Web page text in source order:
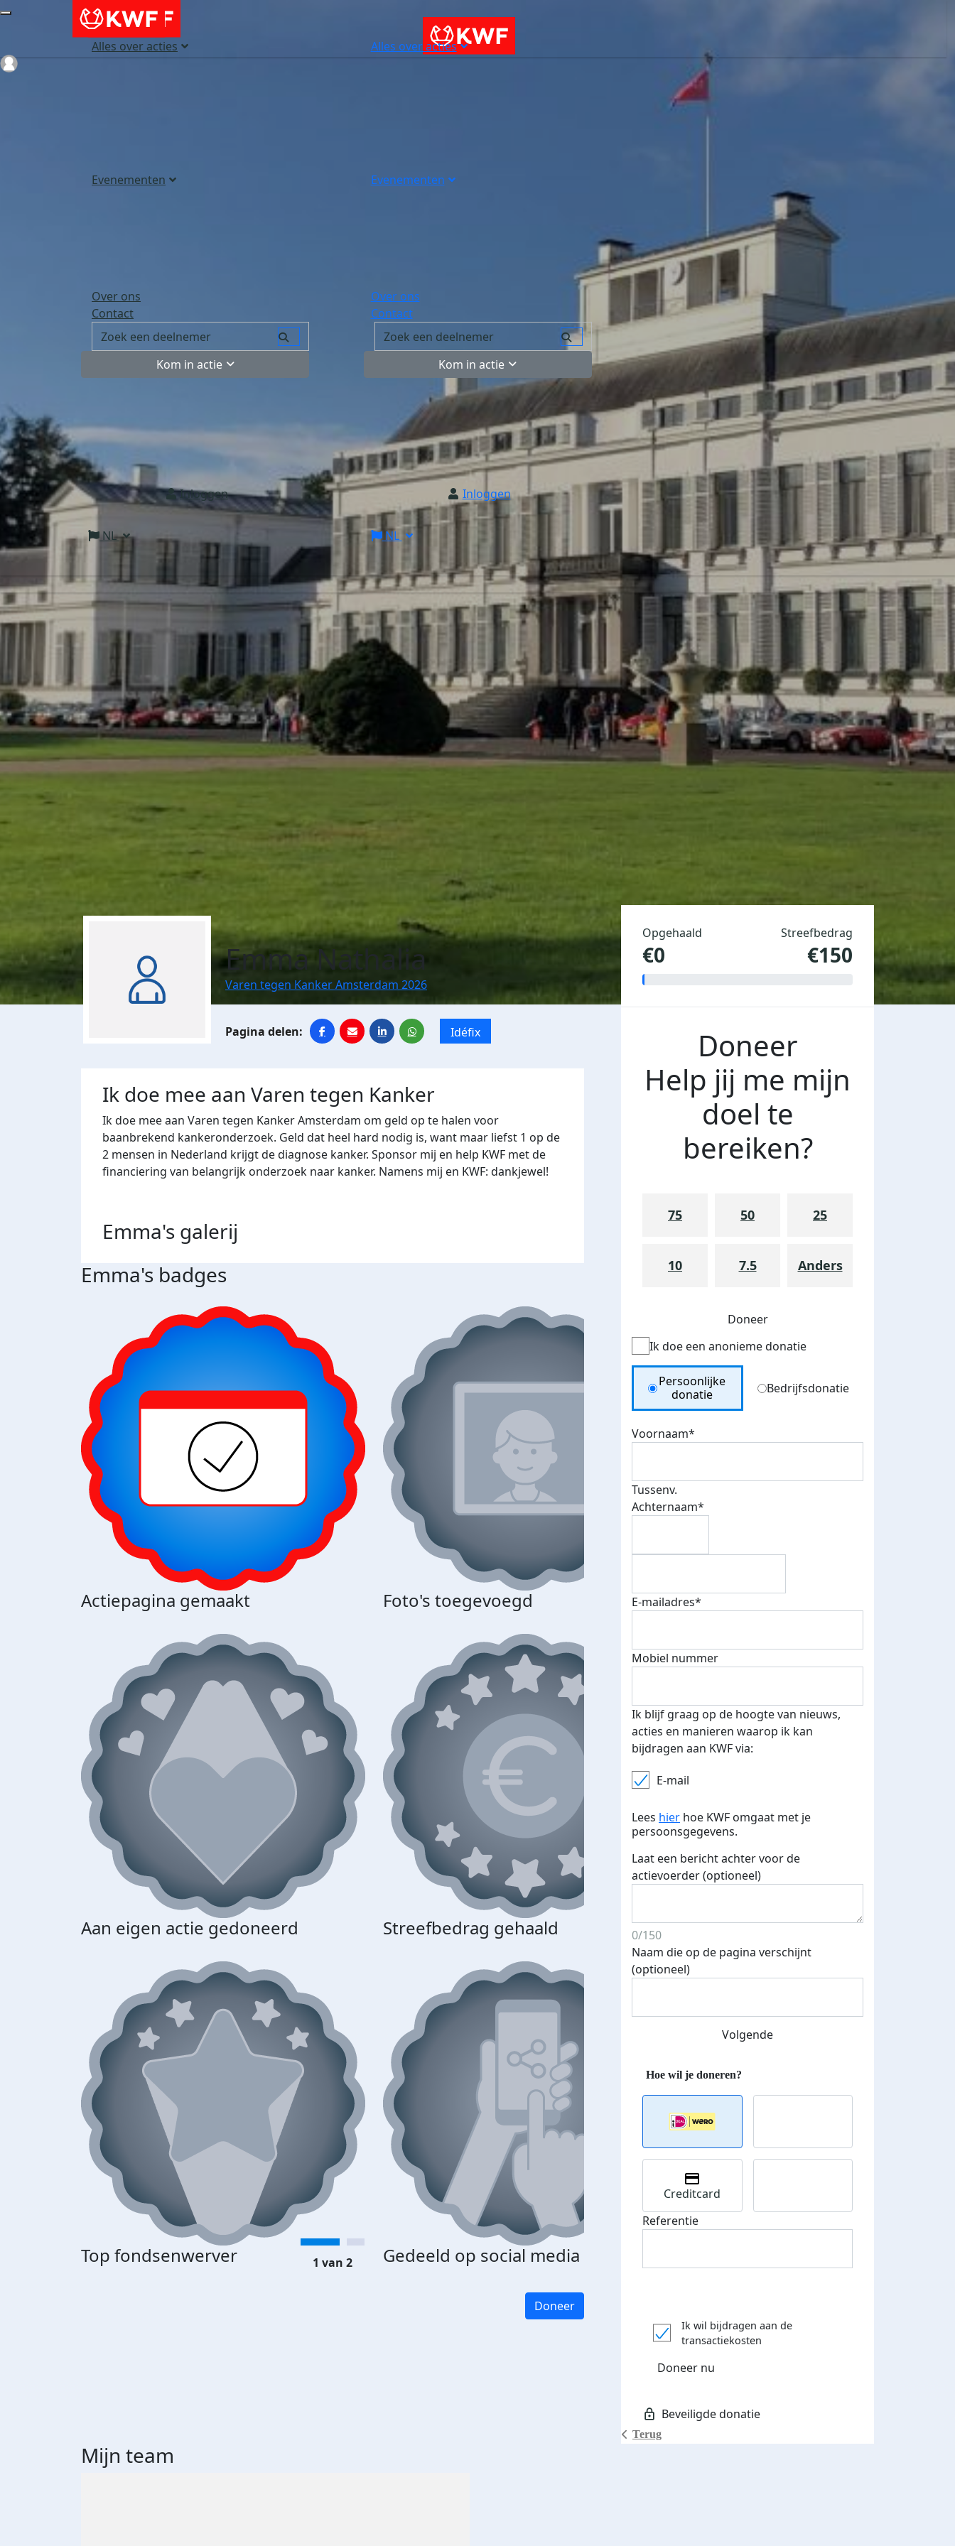
Alles over acties
Evenementen
Over ons
Contact
Kom in actie
Inloggen
NL
Alles over acties
Evenementen
Over ons
Contact
Kom in actie
Inloggen
NL
Emma Nathalia
Varen tegen Kanker Amsterdam 2026
Idéfix
Ik doe mee aan Varen tegen Kanker
Ik doe mee aan Varen tegen Kanker Amsterdam om geld op te halen voor
baanbrekend kankeronderzoek. Geld dat heel hard nodig is, want maar liefst 1 op de
2 mensen in Nederland krijgt de diagnose kanker. Sponsor mij en help KWF met de
financiering van belangrijk onderzoek naar kanker. Namens mij en KWF: dankjewel!
Emma's galerij
Emma's badges
Actiepagina gemaakt Foto's toegevoegd E-mails verstuurd
Aan eigen actie gedoneerd Streefbedrag gehaald Streefbedrag verhoogd
Top fondsenwerver Gedeeld op social media
Top fondsenwerver
1 van 2
Doneer
Opgehaald
€0
Streefbedrag
€150
Doneer
Help jij me mijn
doel te
bereiken?
75 50 25
10 7.5 Anders
Doneer
Ik doe een anonieme donatie
Donation Type
Persoonlijke
donatie
Bedrijfsdonatie
Voornaam*
Tussenv.
Achternaam*
E-mailadres*
Mobiel nummer
Ik blijf graag op de hoogte van nieuws,
acties en manieren waarop ik kan
bijdragen aan KWF via:
E-mail
Lees hier hoe KWF omgaat met je
persoonsgegevens.
Laat een bericht achter voor de
actievoerder (optioneel)
0/150
Naam die op de pagina verschijnt
(optioneel)
Volgende
Terug
Creditcard
Referentie
Ik wil bijdragen aan de
transactiekosten
Doneer nu
Mijn team